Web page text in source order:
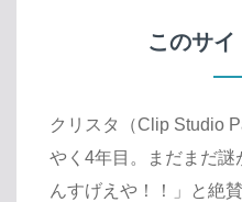
このサ
クリスタ（Clip Studio
やく4年目。まだまだ謎
んすげえや！！」と絶